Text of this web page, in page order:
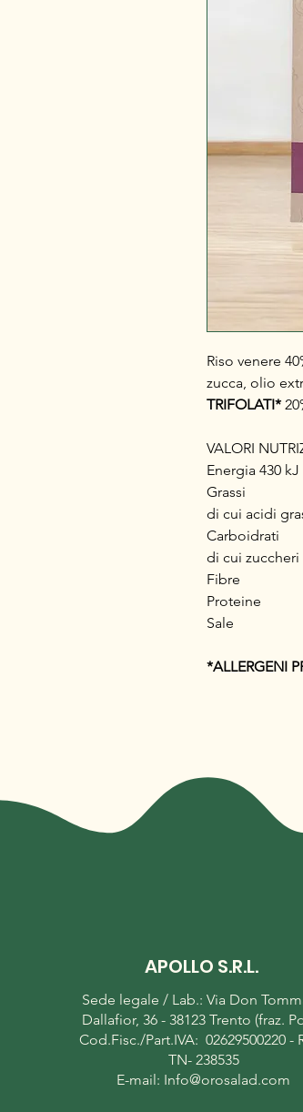
Riso venere
zucca, olio
TRIFOLATI*
VALORI
Energia
di cui
di cui
*ALLERGENI
APOLLO S.R.L.
Sede legale / Lab.: Via Don
Dallafior, 36 - 38123 Trento (fraz.
Cod.Fisc./Part.IVA: 02629500220 -
TN- 238535
E-mail: Info@orosalad.com